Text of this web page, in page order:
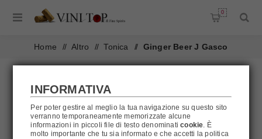
0
Home / Altro / Tonica / Ginger Beer J Gasco
AL MOMENTO NON DISPONIBILE
INFORMATIVA
Per poter gestire al meglio la tua navigazione su questo sito
verranno temporaneamente memorizzate alcune
informazioni in piccoli file di testo denominaticookie. È
molto importante che tu sia informato e che accetti la politica